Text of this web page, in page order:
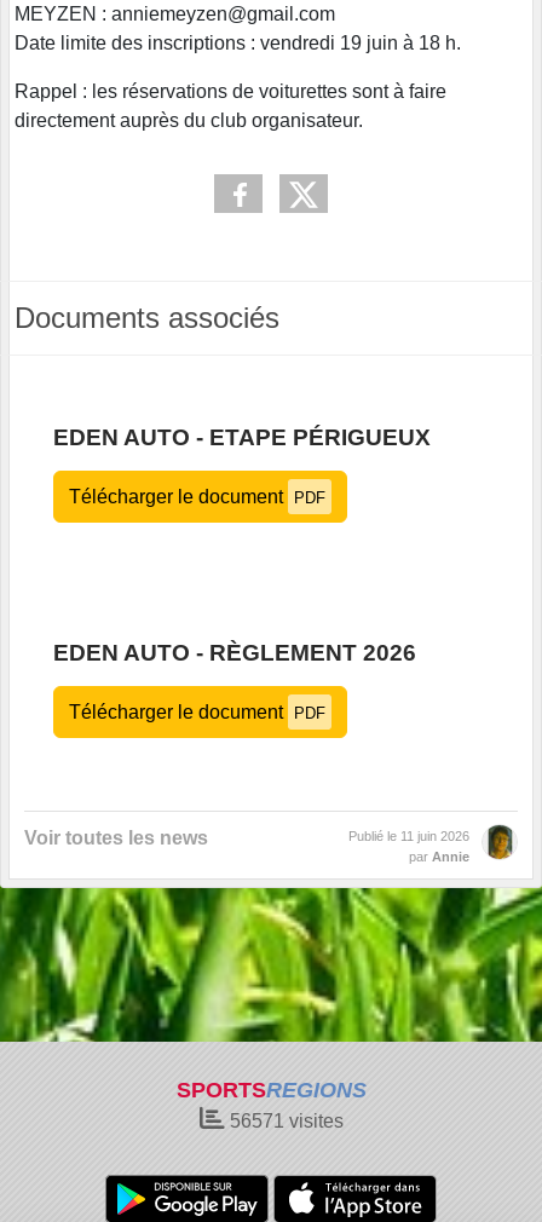
MEYZEN : anniemeyzen@gmail.com
Date limite des inscriptions : vendredi 19 juin à 18 h.
Rappel : les réservations de voiturettes sont à faire
directement auprès du club organisateur.
Documents associés
EDEN AUTO - ETAPE PÉRIGUEUX
Télécharger le document PDF
EDEN AUTO - RÈGLEMENT 2026
Télécharger le document PDF
Voir toutes les news Publié le 11 juin 2026
par Annie
SPORTSREGIONS
56571 visites